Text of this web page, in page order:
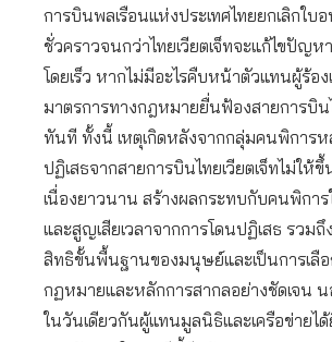
การบินพลเรือนแห่งประเทศไทยยกเลิกใ
ชั่วคราวจนกว่าไทยเวียตเจ็ทจะแก้ไขปัญหา
โดยเร็ว หากไม่มีอะไรคืบหน้าตัวแทนผู้ร้อง
มาตรการทางกฎหมายยื่นฟ้องสายการบินไ
ทันที ทั้งนี้ เหตุเกิดหลังจากกลุ่มคนพิการห
ปฏิเสธจากสายการบินไทยเวียตเจ็ทไม่ให้
เนื่องยาวนาน สร้างผลกระทบกับคนพิการ
และสูญเสียเวลาจากการโดนปฏิเสธ รวมถึ
สิทธิขั้นพื้นฐานของมนุษย์และเป็นการเลื
กฏหมายและหลักการสากลอย่างชัดเจน
ในวันเดียวกันผู้แทนมูลนิธิและเครือข่ายไ